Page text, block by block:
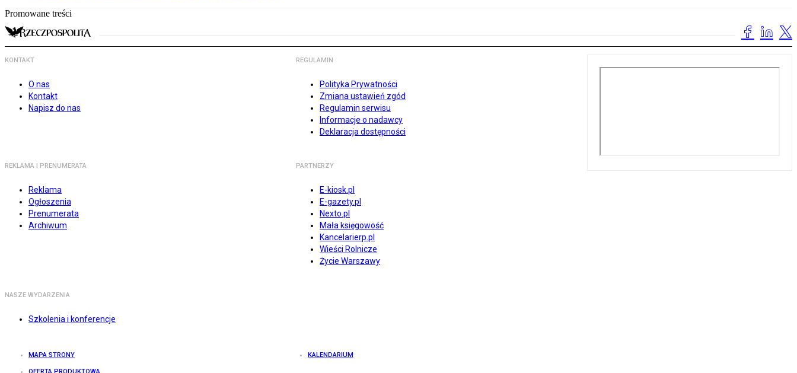
Promowane treści
KONTAKT
O nas
Kontakt
Napisz do nas
REGULAMIN
Polityka Prywatności
Zmiana ustawień zgód
Regulamin serwisu
Informacje o nadawcy
Deklaracja dostępności
REKLAMA I PRENUMERATA
Reklama
Ogłoszenia
Prenumerata
Archiwum
PARTNERZY
E-kiosk.pl
E-gazety.pl
Nexto.pl
Mała księgowość
Kancelarierp.pl
Wieści Rolnicze
Życie Warszawy
NASZE WYDARZENIA
Szkolenia i konferencje
MAPA STRONY KALENDARIUM